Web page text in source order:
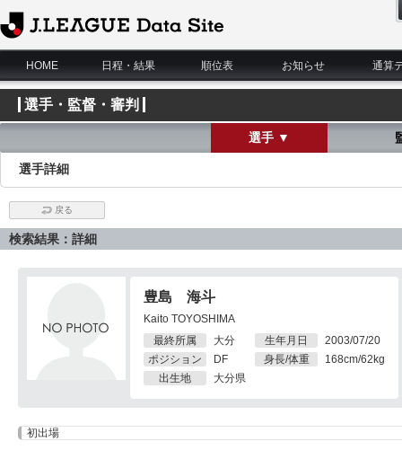
J.League Data Site
HOME
日程・結果 順位表 お知らせ 通算
選手・監督・審判
選手 ▼
選手詳細
戻る
検索結果：詳細
豊島 海斗
Kaito TOYOSHIMA
最終所属
大分
ポジション
DF
出生地
大分県
生年月日
2003/07/20
身長/体重
168cm/62kg
初出場